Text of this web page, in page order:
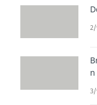
2/
n
3/